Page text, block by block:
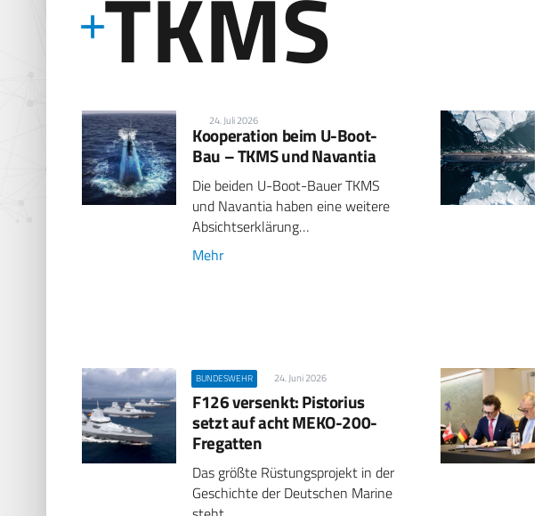
TKMS
24. Juli 2026
Kooperation beim U-Boot-
Bau – TKMS und Navantia
Die beiden U-Boot-Bauer TKMS
und Navantia haben eine weitere
Absichtserklärung…
Mehr
BUNDESWEHR 24. Juni 2026
F126 versenkt: Pistorius
setzt auf acht MEKO-200-
Fregatten
Das größte Rüstungsprojekt in der
Geschichte der Deutschen Marine